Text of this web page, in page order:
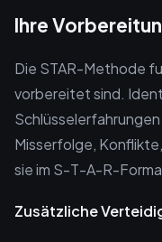
Ihre
Die STAR-Methode
vorbereitet sind.
Misserfolge,
sie im S-T-A-R-
Zusätzliche